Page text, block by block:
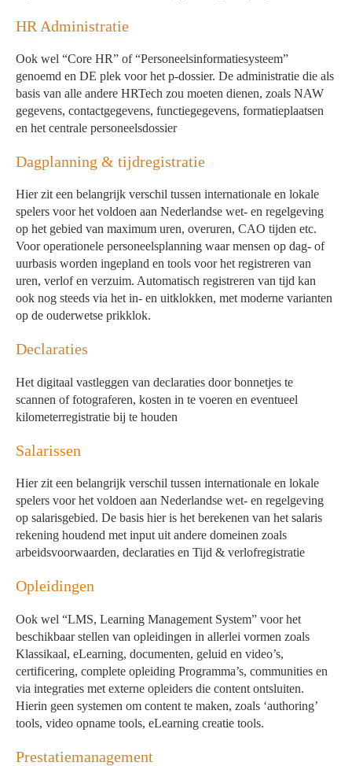
HR Administratie
Ook wel “Core HR” of “Personeelsinformatiesysteem”
genoemd en DE plek voor het p-dossier. De administratie die als
basis van alle andere HRTech zou moeten dienen, zoals NAW
gegevens, contactgegevens, functiegegevens, formatieplaatsen
en het centrale personeelsdossier
Dagplanning & tijdregistratie
Hier zit een belangrijk verschil tussen internationale en lokale
spelers voor het voldoen aan Nederlandse wet- en regelgeving
op het gebied van maximum uren, overuren, CAO tijden etc.
Voor operationele personeelsplanning waar mensen op dag- of
uurbasis worden ingepland en tools voor het registreren van
uren, verlof en verzuim. Automatisch registreren van tijd kan
ook nog steeds via het in- en uitklokken, met moderne varianten
op de ouderwetse prikklok.
Declaraties
Het digitaal vastleggen van declaraties door bonnetjes te
scannen of fotograferen, kosten in te voeren en eventueel
kilometerregistratie bij te houden
Salarissen
Hier zit een belangrijk verschil tussen internationale en lokale
spelers voor het voldoen aan Nederlandse wet- en regelgeving
op salarisgebied. De basis hier is het berekenen van het salaris
rekening houdend met input uit andere domeinen zoals
arbeidsvoorwaarden, declaraties en Tijd & verlofregistratie
Opleidingen
Ook wel “LMS, Learning Management System” voor het
beschikbaar stellen van opleidingen in allerlei vormen zoals
Klassikaal, eLearning, documenten, geluid en video’s,
certificering, complete opleiding Programma’s, communities en
via integraties met externe opleiders die content ontsluiten.
Hierin geen systemen om content te maken, zoals ‘authoring’
tools, video opname tools, eLearning creatie tools.
Prestatiemanagement